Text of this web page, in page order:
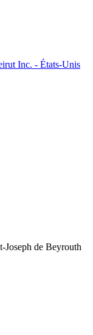
Inc. - États-Unis
Joseph de Beyrouth